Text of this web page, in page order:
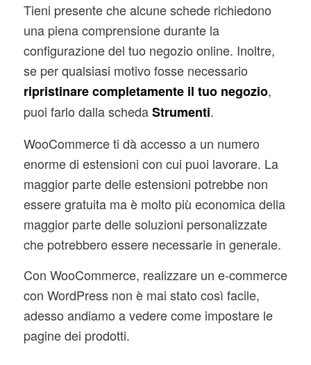
Tieni presente che alcune schede richiedono
una piena comprensione durante la
configurazione del tuo negozio online. Inoltre,
se per qualsiasi motivo fosse necessario
ripristinare completamente il tuo negozio,
puoi farlo dalla schedaStrumenti.
WooCommerce ti dà accesso a un numero
enorme di estensioni con cui puoi lavorare. La
maggior parte delle estensioni potrebbe non
essere gratuita ma è molto più economica della
maggior parte delle soluzioni personalizzate
che potrebbero essere necessarie in generale.
Con WooCommerce, realizzare un e-commerce
con WordPress non è mai stato così facile,
adesso andiamo a vedere come impostare le
pagine dei prodotti.